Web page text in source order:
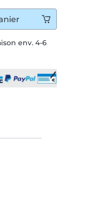
env. 4-6